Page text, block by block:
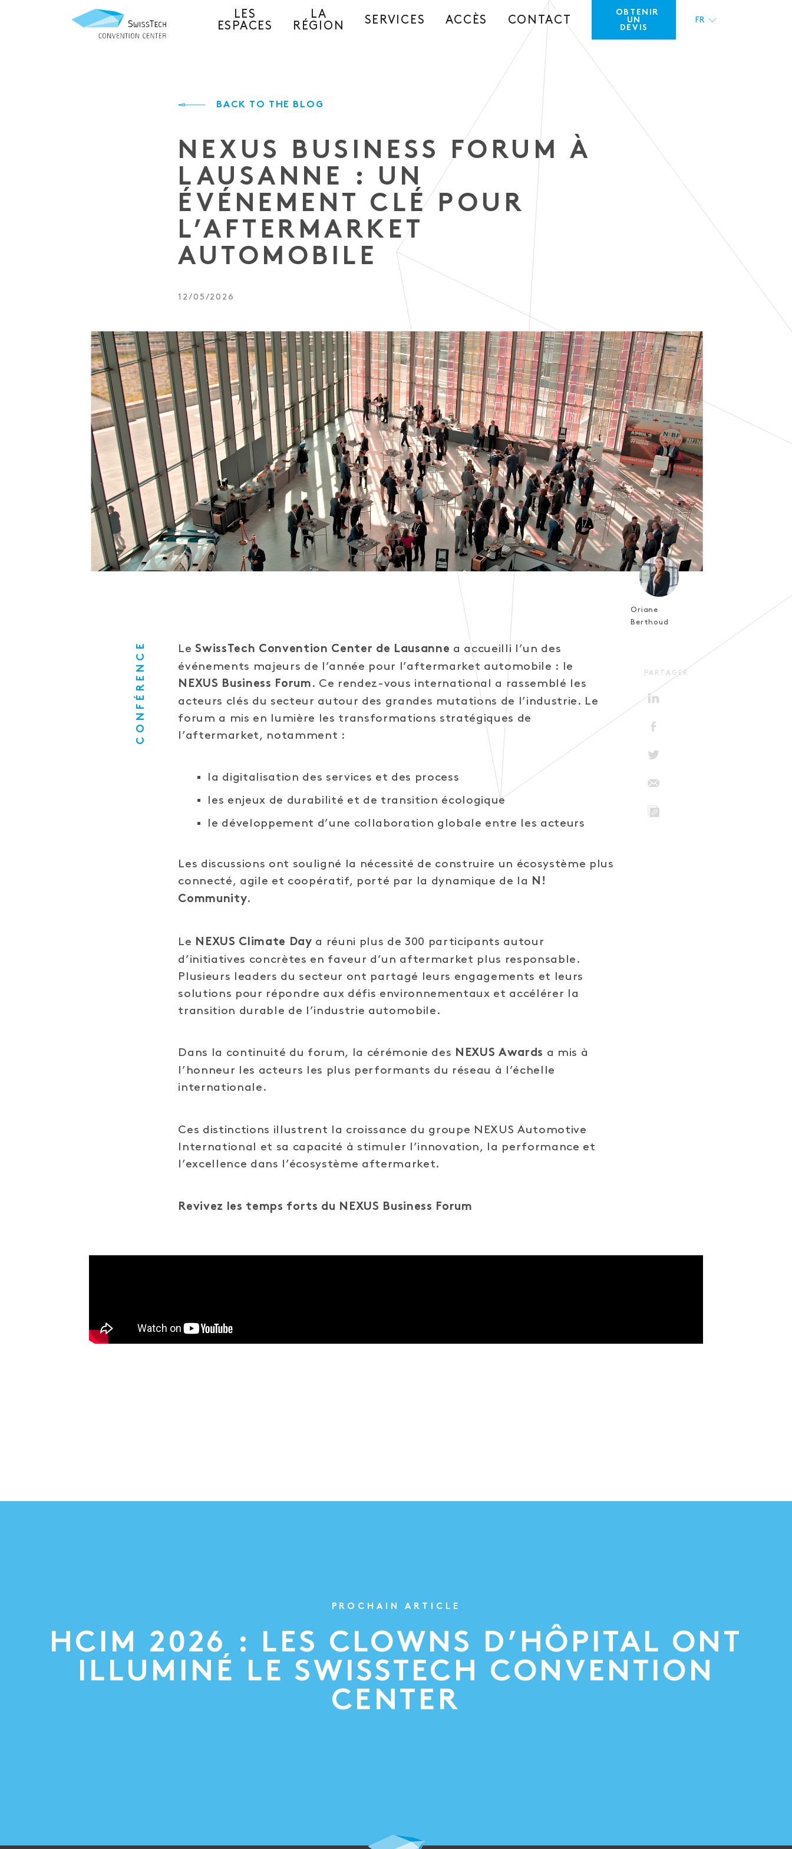
LES
ESPACES
LA
RÉGION
SERVICES ACCÈS CONTACT
OBTENIR
UN
DEVIS
FR
BACK TO THE BLOG
NEXUS BUSINESS FORUM À
LAUSANNE : UN
ÉVÉNEMENT CLÉ POUR
L’AFTERMARKET
AUTOMOBILE
12/05/2026
Oriane
Berthoud
CONFÉRENCE LeSwissTech Convention Center de Lausanne a accueilli l’un des
événements majeurs de l’année pour l’aftermarket automobile : le
NEXUS Business Forum . Ce rendez-vous international a rassemblé les
acteurs clés du secteur autour des grandes mutations de l’industrie. Le
forum a mis en lumière les transformations stratégiques de
l’aftermarket, notamment :
la digitalisation des services et des process
les enjeux de durabilité et de transition écologique
le développement d’une collaboration globale entre les acteurs
Les discussions ont souligné la nécessité de construire un écosystème plus
connecté, agile et coopératif, porté par la dynamique de la N!
Community.
Le NEXUS Climate Day a réuni plus de 300 participants autour
d’initiatives concrètes en faveur d’un aftermarket plus responsable.
Plusieurs leaders du secteur ont partagé leurs engagements et leurs
solutions pour répondre aux défis environnementaux et accélérer la
transition durable de l’industrie automobile.
Dans la continuité du forum, la cérémonie des NEXUS Awards a mis à
l’honneur les acteurs les plus performants du réseau à l’échelle
internationale.
Ces distinctions illustrent la croissance du groupe NEXUS Automotive
International et sa capacité à stimuler l’innovation, la performance et
l’excellence dans l’écosystème aftermarket.
Revivez les temps forts du NEXUS Business Forum
PARTAGER
PROCHAIN ARTICLE
HCIM 2026 : LES CLOWNS D’HÔPITAL ONT
ILLUMINÉ LE SWISSTECH CONVENTION
CENTER